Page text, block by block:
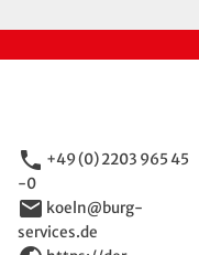
phone +49 (0) 2203 965 45
-0
email koeln@burg-
services.de